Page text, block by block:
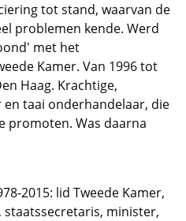
tot stand, waarvan de
problemen kende. Werd
met het
Kamer. Van 1996 tot
Haag. Krachtige,
taai onderhandelaar, die
promoten. Was daarna
2015: lid Tweede Kamer,
minister,